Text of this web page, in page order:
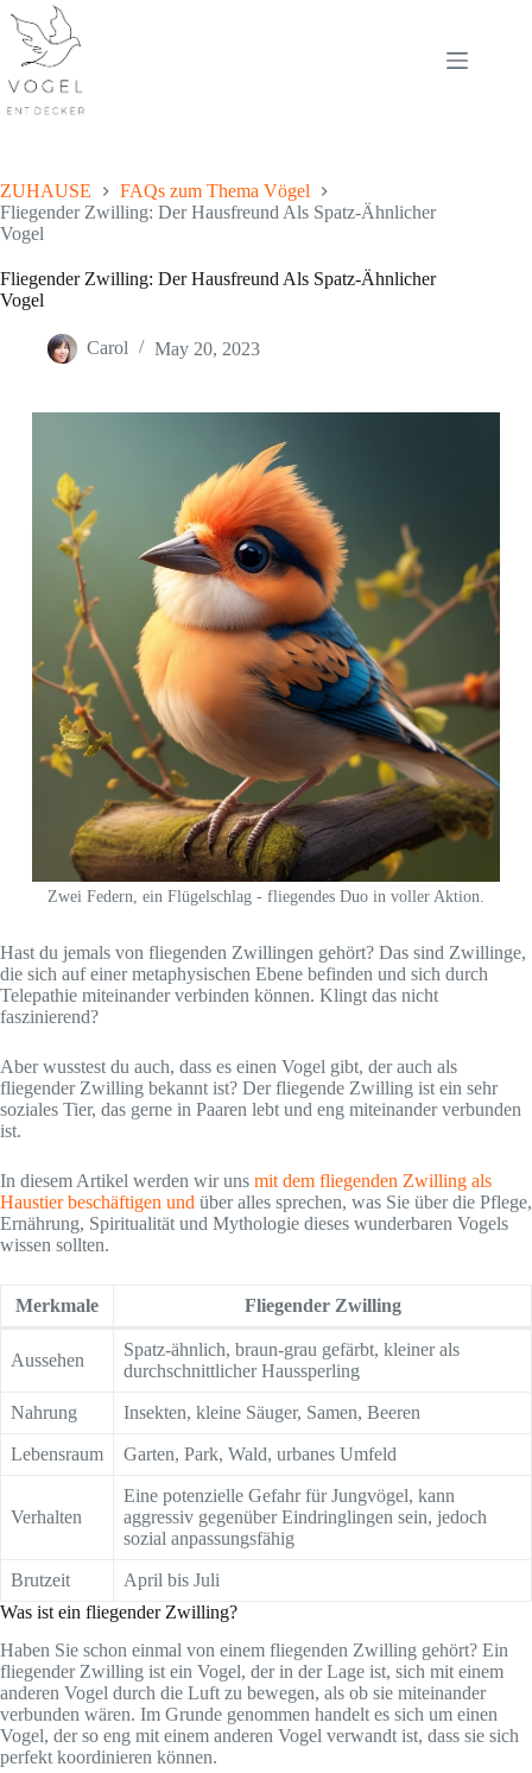
content
ZUHAUSE
FAQs zum Thema Vögel
Fliegender Zwilling: Der Hausfreund Als Spatz-Ähnlicher
Vogel
Fliegender Zwilling: Der Hausfreund Als Spatz-Ähnlicher
Vogel
Carol May 20, 2023
Zwei Federn, ein Flügelschlag - fliegendes Duo in voller Aktion.
Hast du jemals von fliegenden Zwillingen gehört? Das sind Zwillinge,
die sich auf einer metaphysischen Ebene befinden und sich durch
Telepathie miteinander verbinden können. Klingt das nicht
faszinierend?
Aber wusstest du auch, dass es einen Vogel gibt, der auch als
fliegender Zwilling bekannt ist? Der fliegende Zwilling ist ein sehr
soziales Tier, das gerne in Paaren lebt und eng miteinander verbunden
ist.
In diesem Artikel werden wir uns mit dem fliegenden Zwilling als
Haustier beschäftigen und über alles sprechen, was Sie über die Pflege,
Ernährung, Spiritualität und Mythologie dieses wunderbaren Vogels
wissen sollten.
Merkmale Fliegender Zwilling
Aussehen
Spatz-ähnlich, braun-grau gefärbt, kleiner als
durchschnittlicher Haussperling
Nahrung Insekten, kleine Säuger, Samen, Beeren
Lebensraum Garten, Park, Wald, urbanes Umfeld
Verhalten
Eine potenzielle Gefahr für Jungvögel, kann
aggressiv gegenüber Eindringlingen sein, jedoch
sozial anpassungsfähig
Brutzeit
April bis Juli
Was ist ein fliegender Zwilling?
Haben Sie schon einmal von einem fliegenden Zwilling gehört? Ein
fliegender Zwilling ist ein Vogel, der in der Lage ist, sich mit einem
anderen Vogel durch die Luft zu bewegen, als ob sie miteinander
verbunden wären. Im Grunde genommen handelt es sich um einen
Vogel, der so eng mit einem anderen Vogel verwandt ist, dass sie sich
perfekt koordinieren können.